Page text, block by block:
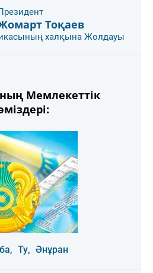
Тоқаев
халқына Жолдауы
Мемлекеттік
Ту, Әнұран